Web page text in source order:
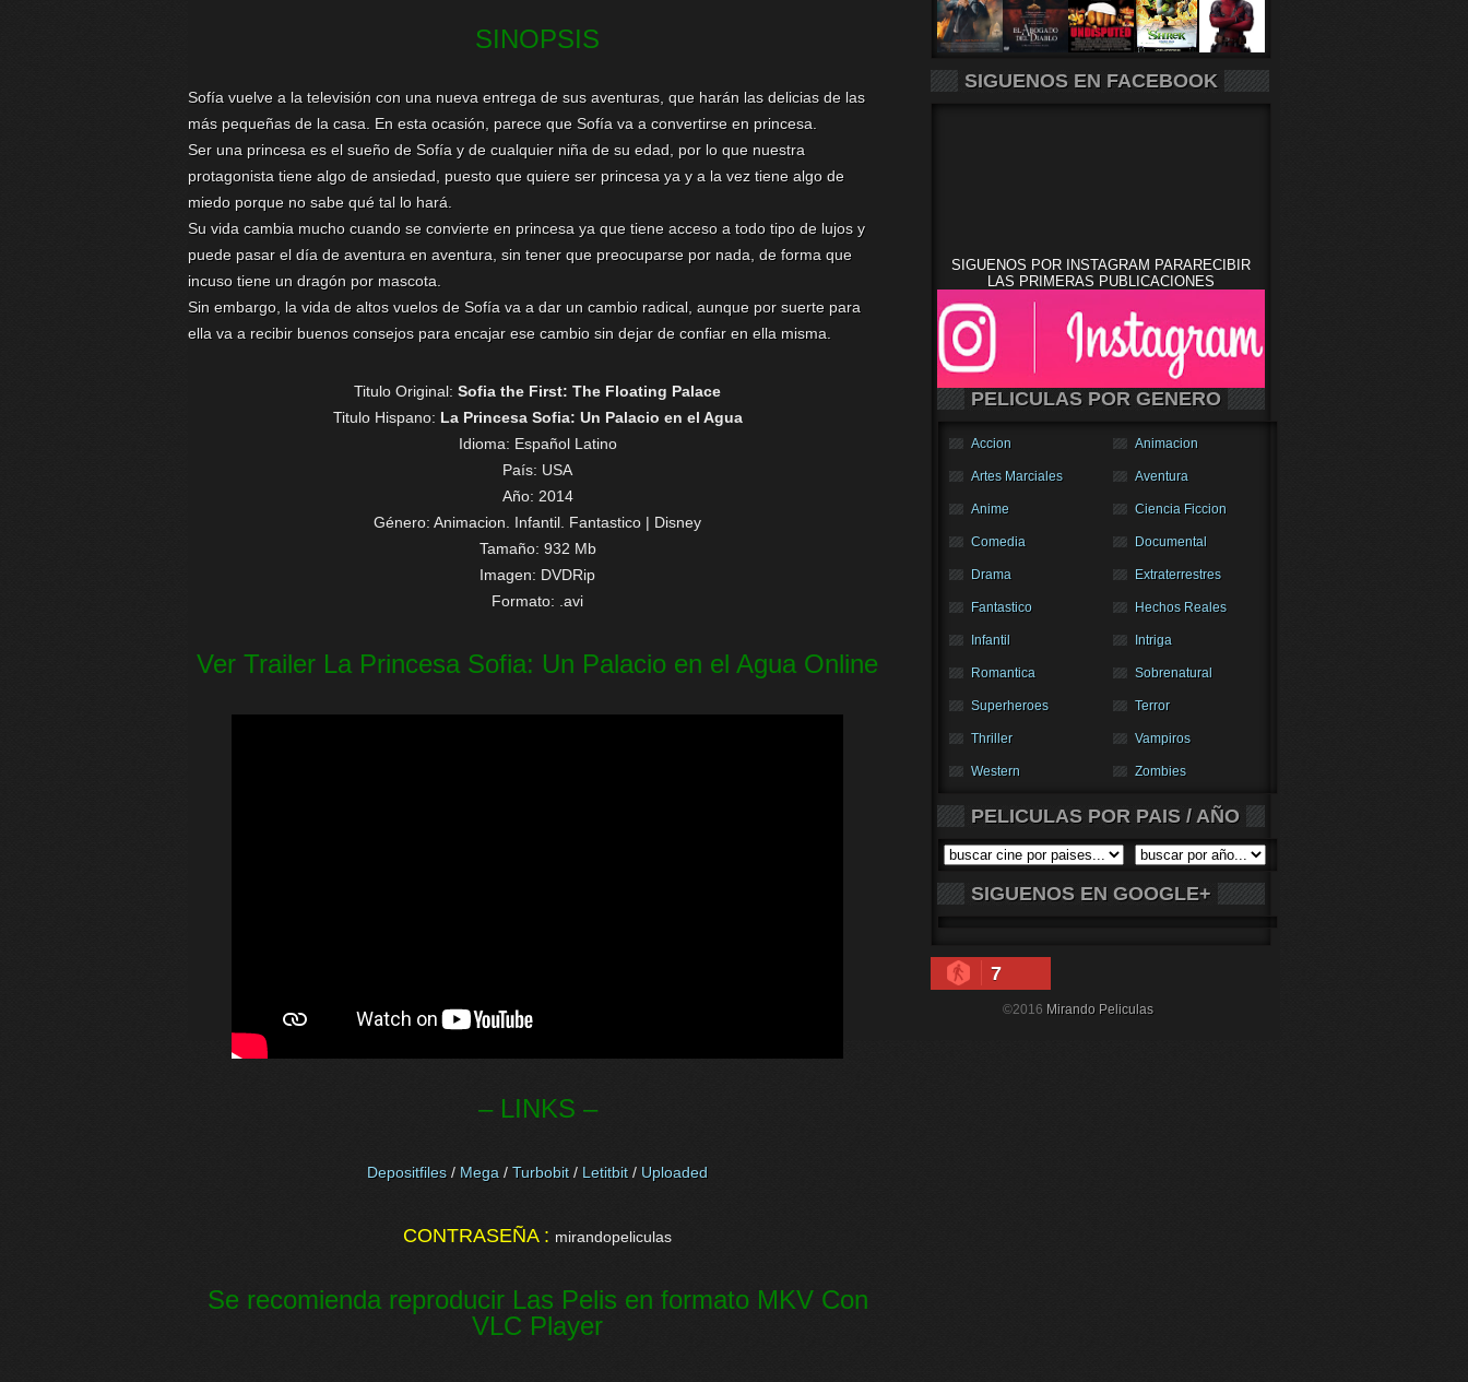
SINOPSIS
Sofía vuelve a la televisión con una nueva entrega de sus aventuras, que harán las delicias de las
más pequeñas de la casa. En esta ocasión, parece que Sofía va a convertirse en princesa.
Ser una princesa es el sueño de Sofía y de cualquier niña de su edad, por lo que nuestra
protagonista tiene algo de ansiedad, puesto que quiere ser princesa ya y a la vez tiene algo de
miedo porque no sabe qué tal lo hará.
Su vida cambia mucho cuando se convierte en princesa ya que tiene acceso a todo tipo de lujos y
puede pasar el día de aventura en aventura, sin tener que preocuparse por nada, de forma que
incuso tiene un dragón por mascota.
Sin embargo, la vida de altos vuelos de Sofía va a dar un cambio radical, aunque por suerte para
ella va a recibir buenos consejos para encajar ese cambio sin dejar de confiar en ella misma.
Titulo Original: Sofia the First: The Floating Palace
Titulo Hispano: La Princesa Sofia: Un Palacio en el Agua
Idioma: Español Latino
País: USA
Año: 2014
Género: Animacion. Infantil. Fantastico | Disney
Tamaño: 932 Mb
Imagen: DVDRip
Formato: .avi
Ver Trailer La Princesa Sofia: Un Palacio en el Agua Online
– LINKS –
Depositfiles / Mega / Turbobit / Letitbit / Uploaded
CONTRASEÑA : mirandopeliculas
Se recomienda reproducir Las Pelis en formato MKV Con
VLC Player
SIGUENOS EN FACEBOOK
SIGUENOS POR INSTAGRAM PARARECIBIR
LAS PRIMERAS PUBLICACIONES
PELICULAS POR GENERO
Accion Animacion
Artes Marciales Aventura
Anime Ciencia Ficcion
Comedia Documental
Drama Extraterrestres
Fantastico Hechos Reales
Infantil Intriga
Romantica Sobrenatural
Superheroes Terror
Thriller Vampiros
Western Zombies
PELICULAS POR PAIS / AÑO
SIGUENOS EN GOOGLE+
7
©2016 Mirando Peliculas